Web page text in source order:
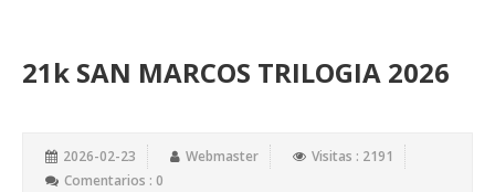
21k SAN MARCOS TRILOGIA 2026
2026-02-23 Webmaster
Visitas : 2191
Comentarios : 0